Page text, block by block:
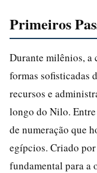
Primeiros
Durante milênios, a
formas sofisticadas
recursos e
longo do Nilo. Entre
de numeração que
egípcios. Criado
fundamental para a